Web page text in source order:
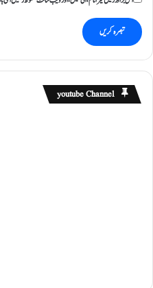
م
ل
ہ
ب
د
youtube Channel